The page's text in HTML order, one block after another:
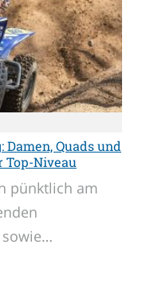
Quads und
Top-Niveau
pünktlich am
sowie…